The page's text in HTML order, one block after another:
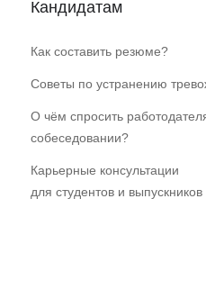
Кандидатам
Как составить резюме?
Советы по устранению
О чём спросить
собеседовании?
Карьерные консультации
для студентов и выпускников